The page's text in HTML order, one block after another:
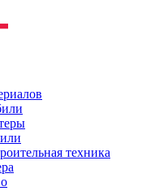
техника